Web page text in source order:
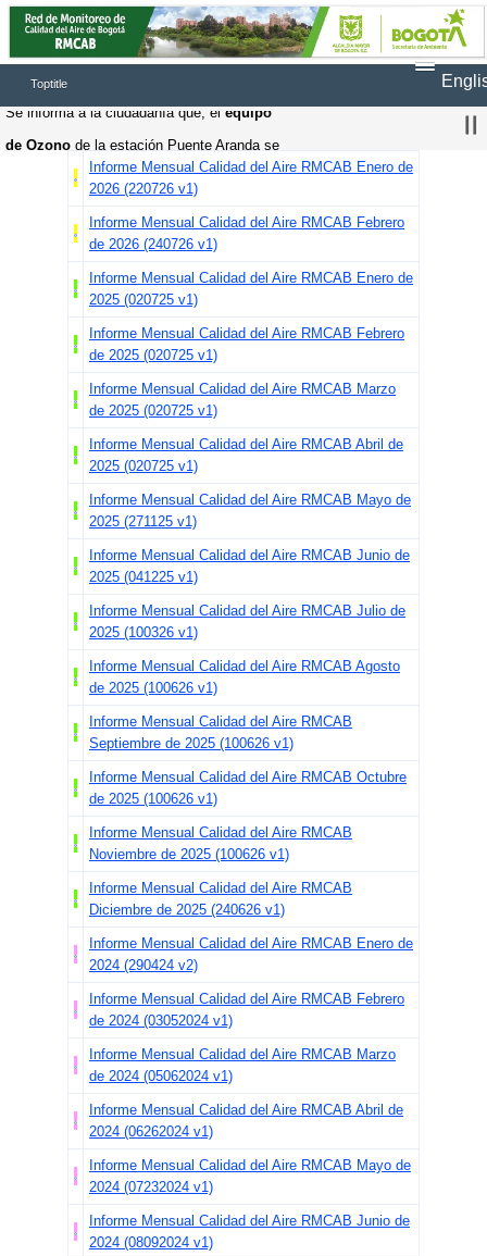
Toptitle
Se informa a la ciudadanía que, el equipo
de Ozono de la estación Puente Aranda se
encuentra en fuera de operación, debido a
solucionada la falla se continuaran registrando
datos en la página web
Se informa a la ciudadanía que, el
de la estación Bolivia se encuentra en
presentada, por lo tanto, una vez solucionada
la falla se continuaran registrando datos en la
página web
Se informa a la ciudadanía que actualmente el
parámetro de CO de la estación Bolivia no se
encuentran actualizados, por una falla, una vez
sea solucionada, se continuarán registrando
los datos en la página web.
Se informa a la ciudadanía que, elequipo
de la estación Puente Aranda se
encuentra enfuera de operación
una falla presentada, por lo tanto, una vez
datos en la página web
Se informa a la ciudadanía que, el sensor de
Velocidad y Dirección del viento de la estación
MinAmbiente presenta una falla, por lo tanto, el
sensor se encuentra fuera de línea.
Se informa a la ciudadanía que actualmente
Informe Mensual Calidad del Aire RMCAB Enero de
2026 (220726 v1)
Informe Mensual Calidad del Aire RMCAB Febrero
de 2026 (240726 v1)
Informe Mensual Calidad del Aire RMCAB Enero de
2025 (020725 v1)
Informe Mensual Calidad del Aire RMCAB Febrero
de 2025 (020725 v1)
Informe Mensual Calidad del Aire RMCAB Marzo
de 2025 (020725 v1)
Informe Mensual Calidad del Aire RMCAB Abril de
2025 (020725 v1)
Informe Mensual Calidad del Aire RMCAB Mayo de
2025 (271125 v1)
Informe Mensual Calidad del Aire RMCAB Junio de
2025 (041225 v1)
Informe Mensual Calidad del Aire RMCAB Julio de
2025 (100326 v1)
Informe Mensual Calidad del Aire RMCAB Agosto
de 2025 (100626 v1)
Informe Mensual Calidad del Aire RMCAB
Septiembre de 2025 (100626 v1)
Informe Mensual Calidad del Aire RMCAB Octubre
de 2025 (100626 v1)
Informe Mensual Calidad del Aire RMCAB
Noviembre de 2025 (100626 v1)
Informe Mensual Calidad del Aire RMCAB
Diciembre de 2025 (240626 v1)
Informe Mensual Calidad del Aire RMCAB Enero de
2024 (290424 v2)
Informe Mensual Calidad del Aire RMCAB Febrero
de 2024 (03052024 v1)
Informe Mensual Calidad del Aire RMCAB Marzo
de 2024 (05062024 v1)
Informe Mensual Calidad del Aire RMCAB Abril de
2024 (06262024 v1)
Informe Mensual Calidad del Aire RMCAB Mayo de
2024 (07232024 v1)
Informe Mensual Calidad del Aire RMCAB Junio de
2024 (08092024 v1)